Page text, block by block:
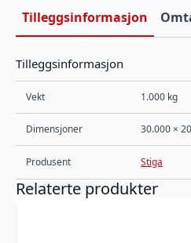
Tilleggsinformasjon
Tilleggsinformasjon
Vekt 1.000 kg
Dimensjoner 30.000 ×
Produsent Stiga
Relaterte produkter